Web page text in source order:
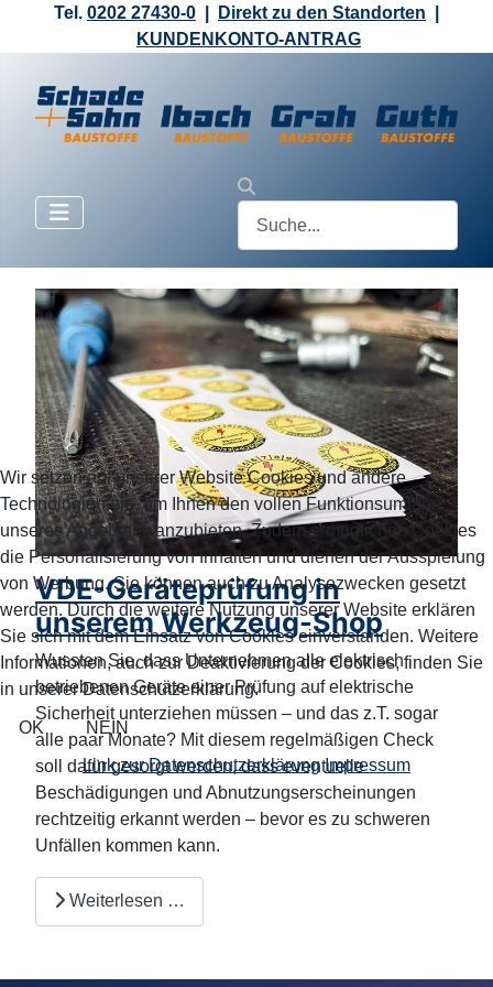
Tel. 0202 27430-0 Direkt zu den Standorten
KUNDENKONTO-ANTRAG
VDE-Geräteprüfung in
unserem Werkzeug-Shop
Wussten Sie, dass Unternehmen alle elektrisch
betriebenen Geräte einer Prüfung auf elektrische
Sicherheit unterziehen müssen – und das z.T. sogar
alle paar Monate? Mit diesem regelmäßigen Check
soll dafür gesorgt werden, dass eventuelle
Beschädigungen und Abnutzungserscheinungen
rechtzeitig erkannt werden – bevor es zu schweren
Unfällen kommen kann.
Weiterlesen …
Wir setzen auf unserer Website Cookies und andere
Technologien ein, um Ihnen den vollen Funktionsumfang
unseres Angebotes anzubieten. Zudem ermöglichen Cookies
die Personalisierung von Inhalten und dienen der Ausspielung
von Werbung. Sie können auch zu Analysezwecken gesetzt
werden. Durch die weitere Nutzung unserer Website erklären
Sie sich mit dem Einsatz von Cookies einverstanden. Weitere
Informationen, auch zur Deaktivierung der Cookies, finden Sie
in unserer Datenschutzerklärung.
OK NEIN
Link zur Datenschutzerklärung Impressum